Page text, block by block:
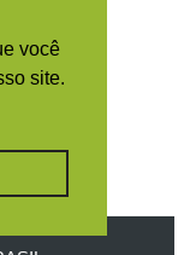
você
site.
DE